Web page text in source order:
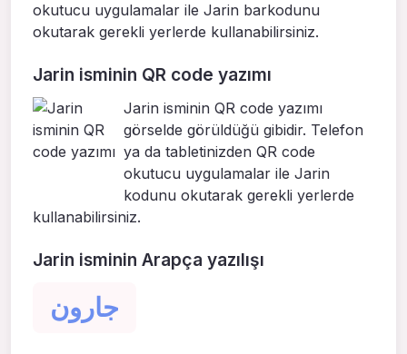
okutucu uygulamalar ile Jarin barkodunu
okutarak gerekli yerlerde kullanabilirsiniz.
Jarin isminin QR code yazımı
Jarin isminin QR code yazımı
görselde görüldüğü gibidir. Telefon
ya da tabletinizden QR code
okutucu uygulamalar ile Jarin
kodunu okutarak gerekli yerlerde
kullanabilirsiniz.
Jarin isminin Arapça yazılışı
جارون